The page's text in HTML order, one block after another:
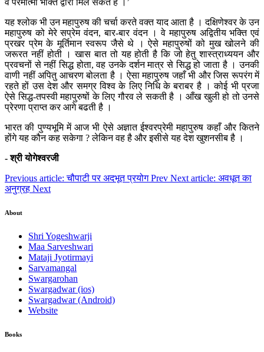
वे परमात्मा भक्ति द्वारा मिल सकते हैं ।’
यह श्लोक भी उन महापुरुष की चर्चा करते वक्त याद आता है । दक्षिणेश्वर के उन
महापुरुष को मेरे सप्रेम वंदन, बार-बार वंदन । वे महापुरुष अद्वितीय भक्ति एवं
प्रखर प्रेम के मूर्तिमान स्वरूप जैसे थे । ऐसे महापुरुषों को मुख खोलने की
जरूरत नहीं होती । खास बात तो यह होती है कि जो हेतु शास्त्राध्ययन और
प्रवचनों से नहीं सिद्ध होता, वह उनके दर्शन मात्र से सिद्ध हो जाता है । उनकी
वाणी नहीं अपितु आचरण बोलता है । ऐसा महापुरुष जहाँ भी और जिस रूपरंग में
रहते हों उस देश और समग्र विश्व के लिए निधि के बराबर है । कोई भी प्रजा
ऐसे सिद्ध-तपस्वी महापुरुषों के लिए गौरव ले सकती है । आँख खुली हो तो उनसे
प्रेरणा प्राप्त कर आगे बढती है ।
भारत की पुण्यभूमि में आज भी ऐसे अज्ञात ईश्वरप्रेमी महापुरुष कहाँ और कितने
होंगे यह कौन कह सकेगा ? लेकिन वह है और इसीसे यह देश खुशनसीब है ।
- श्री योगेश्वरजी
Previous article: चौपाटी पर अदभूत प्रयोगPrev Next article: अवधूत का
अनुग्रह Next
About
Shri Yogeshwarji
Maa Sarveshwari
Mataji Jyotirmayi
Sarvamangal
Swargarohan
Swargadwar (ios)
Swargadwar (Android)
Website
Books